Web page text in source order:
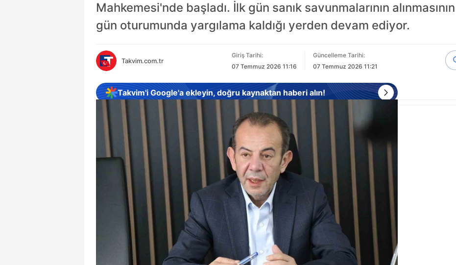
Mahkemesi'nde başladı. İlk gün sanık savunmalarının
gün oturumunda yargılama kaldığı yerden devam ediyor.
Takvim.com.tr
Giriş Tarihi:
07 Temmuz 2026 11:16
Güncelleme Tarihi:
07 Temmuz 2026 11:21
Takvim'i Google'a ekleyin, doğru kaynaktan haberi alın!